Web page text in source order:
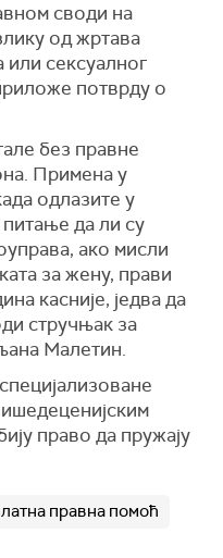
своди на
од жртава
сексуалног
потврду о
без правне
Примена у
одлазите у
питање да ли су
ако мисли
за жену, прави
касније, једва да
стручњак за
Малетин.
право да пружају
правна помоћ